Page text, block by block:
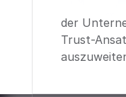
der
Trust-